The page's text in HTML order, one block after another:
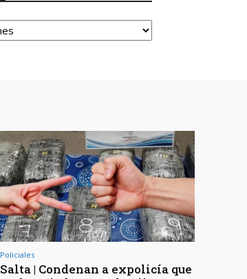
Policiales
Salta | Condenan a expolicía que